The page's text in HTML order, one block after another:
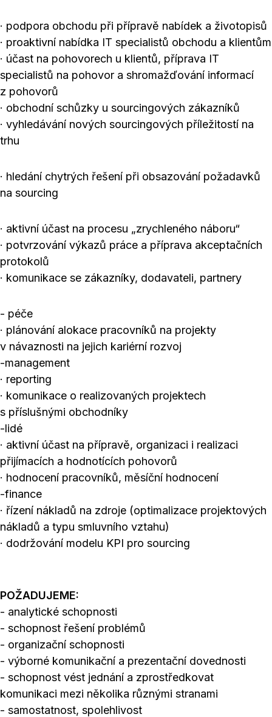
· podpora obchodu při přípravě nabídek a životopisů
· proaktivní nabídka IT specialistů obchodu a klientům
· účast na pohovorech u klientů, příprava IT
specialistů na pohovor a shromažďování informací
z pohovorů
· obchodní schůzky u sourcingových zákazníků
· vyhledávání nových sourcingových příležitostí na
trhu
· hledání chytrých řešení při obsazování požadavků
na sourcing
· aktivní účast na procesu „zrychleného náboru“
· potvrzování výkazů práce a příprava akceptačních
protokolů
· komunikace se zákazníky, dodavateli, partnery
- péče
· plánování alokace pracovníků na projekty
v návaznosti na jejich kariérní rozvoj
-management
· reporting
· komunikace o realizovaných projektech
s příslušnými obchodníky
-lidé
· aktivní účast na přípravě, organizaci i realizaci
přijímacích a hodnotících pohovorů
· hodnocení pracovníků, měsíční hodnocení
-finance
· řízení nákladů na zdroje (optimalizace projektových
nákladů a typu smluvního vztahu)
· dodržování modelu KPI pro sourcing
POŽADUJEME:
- analytické schopnosti
- schopnost řešení problémů
- organizační schopnosti
- výborné komunikační a prezentační dovednosti
- schopnost vést jednání a zprostředkovat
komunikaci mezi několika různými stranami
- samostatnost, spolehlivost